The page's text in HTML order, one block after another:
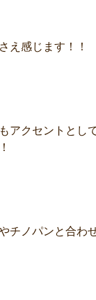
え感じます！！
アクセントとし
チノパンと合わ